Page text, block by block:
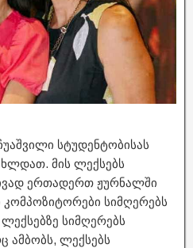
სტუდენტობისას
მის ლექსებს
ერთადერთ ჟურნალში
სიმღერებს
სიმღერებს
ამბობს, ლექსებს